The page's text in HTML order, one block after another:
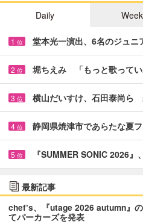
Daily
1 位 堂本光一演出、6名のジュ
2 位 堀ちえみ 「もっと歌って
3 位 横山だいすけ、石田泰尚ら
4 位 静岡県焼津市であらたな夏
5 位 『SUMMER SONIC 2026
最新記事
chef’s、『utage 2026 autumn』
てパーカーズを発表